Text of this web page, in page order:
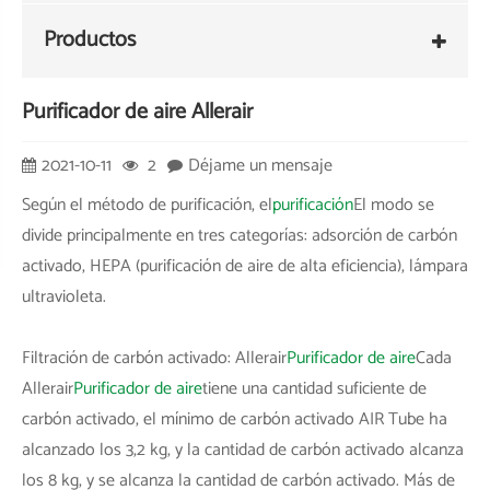
Productos
Purificador de aire Allerair
2021-10-11 2
Déjame un mensaje
Según el método de purificación, elpurificaciónEl modo se
divide principalmente en tres categorías: adsorción de carbón
activado, HEPA (purificación de aire de alta eficiencia), lámpara
ultravioleta.
Filtración de carbón activado: AllerairPurificador de aireCada
AllerairPurificador de airetiene una cantidad suficiente de
carbón activado, el mínimo de carbón activado AIR Tube ha
alcanzado los 3,2 kg, y la cantidad de carbón activado alcanza
los 8 kg, y se alcanza la cantidad de carbón activado. Más de